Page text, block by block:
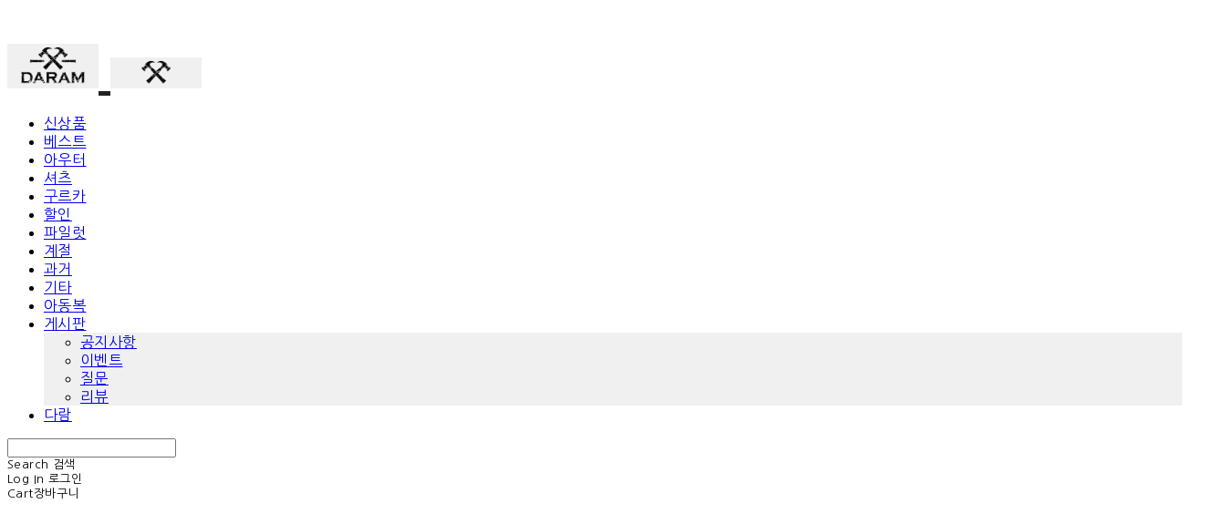
신상품
베스트
아우터
셔츠
구르카
할인
파일럿
계절
과거
기타
아동복
게시판
공지사항
이벤트
질문
리뷰
다람
Search
검색
Log In
로그인
Cart장바구니